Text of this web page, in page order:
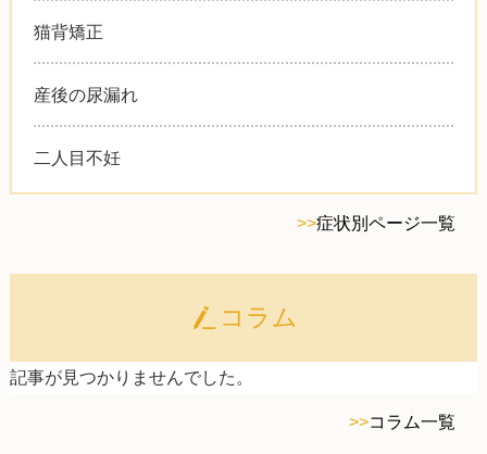
猫背矯正
産後の尿漏れ
二人目不妊
>>症状別ページ一覧
コラム
記事が見つかりませんでした。
>>コラム一覧